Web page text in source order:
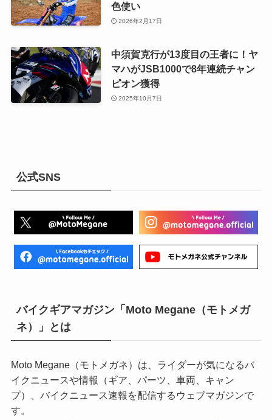
色使い
2026年2月17日
中須賀克行が13度目の王者に！ヤ
マハがJSB1000で8年連続チャン
ピオン獲得
2025年10月7日
公式SNS
バイクギアマガジン「Moto Megane（モトメガ
ネ）」とは
Moto Megane（モトメガネ）は、ライダーが気になるバ
イクニュースや情報（ギア、パーツ、車両、キャン
プ）、バイクニュース速報を配信するウェブマガジンで
す。